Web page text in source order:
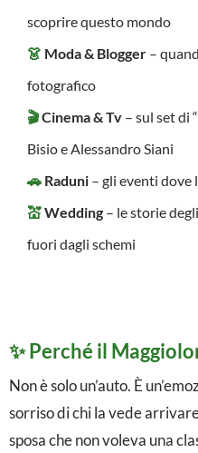
a
g
g
scoprire questo mondo
👗 Moda & Blogger –
fotografico
🎬Cinema & Tv – sul set di
Bisio e Alessandro Siani
🚗 Raduni – gli eventi dove
💒Wedding – le storie
fuori dagli schemi
✨ Perché il
Non è solo un’auto. È
sorriso di chi la vede
sposa che non voleva una